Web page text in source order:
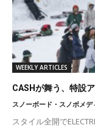
WEEKLY ARTICLES
CASHが舞う、特設
スノーボード・スノボメデ
スタイル全開で